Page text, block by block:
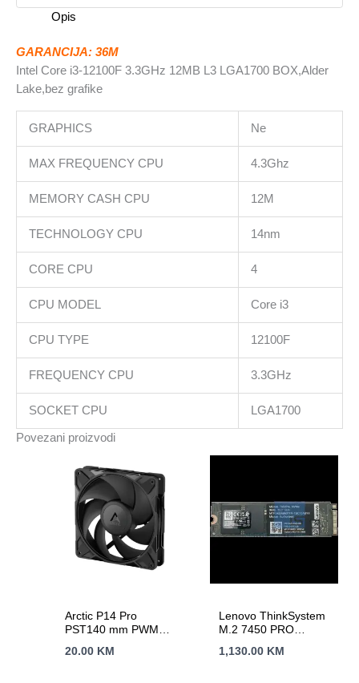
BOXAlder
Lake,bez
grafike
količina
Opis
GARANCIJA: 36M
Intel Core i3-12100F 3.3GHz 12MB L3 LGA1700 BOX,Alder
Lake,bez grafike
GRAPHICS Ne
MAX FREQUENCY CPU 4.3Ghz
MEMORY CASH CPU 12M
TECHNOLOGY CPU 14nm
CORE CPU 4
CPU MODEL Core i3
CPU TYPE 12100F
FREQUENCY CPU 3.3GHz
SOCKET CPU LGA1700
Povezani proizvodi
Arctic P14 Pro
PST140 mm PWM
20.00 KM
Lenovo ThinkSystem
M.2 7450 PRO
Intensive NVMe PCIe
1,130.00 KM